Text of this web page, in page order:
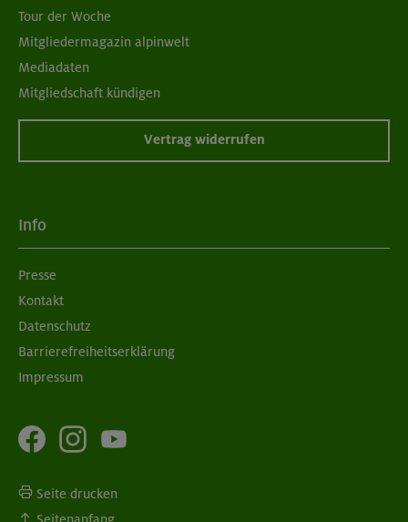
Tour der Woche
Mitgliedermagazin alpinwelt
Mediadaten
Mitgliedschaft kündigen
Vertrag widerrufen
Info
Presse
Kontakt
Datenschutz
Barrierefreiheitserklärung
Impressum
Seite drucken